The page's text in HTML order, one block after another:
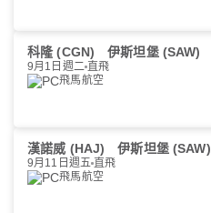
科隆 (CGN) 伊斯坦堡 (SAW)
9月1日週二 直飛
飛馬航空
漢諾威 (HAJ) 伊斯坦堡 (SAW)
9月11日週五 直飛
飛馬航空